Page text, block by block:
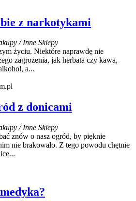
z narkotykami
/ Inne Sklepy
życiu. Niektóre naprawdę nie
zagrożenia, jak herbata czy kawa,
a...
z donicami
/ Inne Sklepy
znów o nasz ogród, by pięknie
nie brakowało. Z tego powodu chętnie